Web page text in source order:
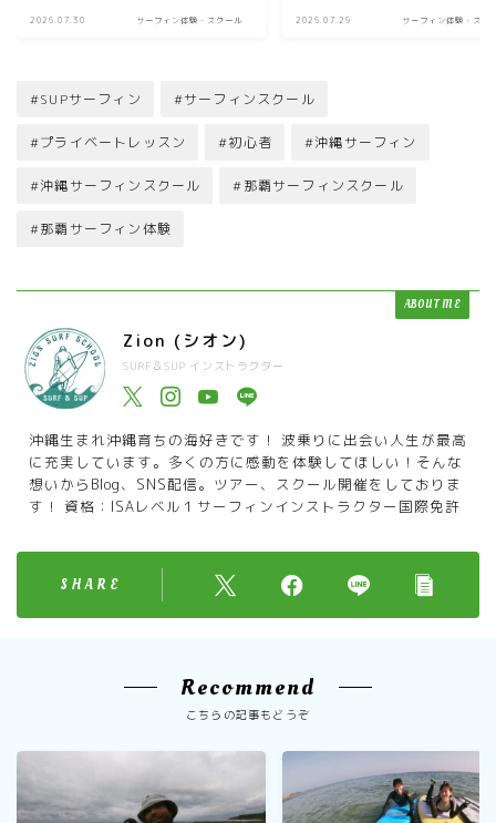
2026.07.30 サーフィン体験・スクール 2026.07.29 サーフィン体験・スク
#SUPサーフィン #サーフィンスクール
#プライベートレッスン #初心者 #沖縄サーフィン
#沖縄サーフィンスクール #那覇サーフィンスクール
#那覇サーフィン体験
ABOUT ME
Zion (シオン)
SURF＆SUP インストラクター
沖縄生まれ沖縄育ちの海好きです！ 波乗りに出会い人生が最高
に充実しています。多くの方に感動を体験してほしい！そんな
想いからBlog、SNS配信。ツアー、スクール開催をしておりま
す！ 資格：ISAレベル１サーフィンインストラクター国際免許
SHARE
Recommend
こちらの記事もどうぞ